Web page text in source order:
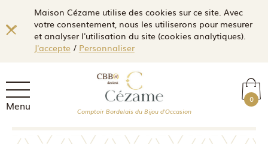
Maison Cézame utilise des cookies sur ce site. Avec
votre consentement, nous les utiliserons pour mesurer
et analyser l'utilisation du site (cookies analytiques).
J'accepte/ Personnaliser
Menu 0
Comptoir Bordelais du Bijou d'Occasion